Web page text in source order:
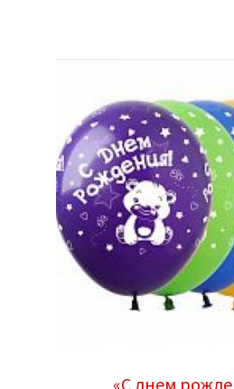
«С днем